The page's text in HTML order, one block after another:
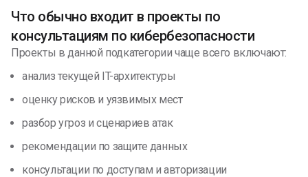
Что обычно входит в проекты по
консультациям по кибербезопасности
Проекты в данной подкатегории чаще всего включают:
анализ текущей IT-архитектуры
оценку рисков и уязвимых мест
разбор угроз и сценариев атак
рекомендации по защите данных
консультации по доступам и авторизации